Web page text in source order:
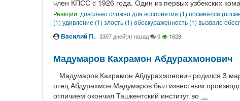
член КПСС с 1926 года. Один из первых узбекских
Реакции: довольно сложно для восприятия (1) посмеялся
(1) удивление (1) злость (1) обескураженность (1) вызвало
Вacилий П. · 3307 дней(я) назад 0 1628
Мадумаров Кахрамон Абдурахмонович
Мадумаров Кахрамон Абдурахмонович родился 3
отец Абдурахмон Мадумаров был известным
отличием окончил Ташкентский институт во …